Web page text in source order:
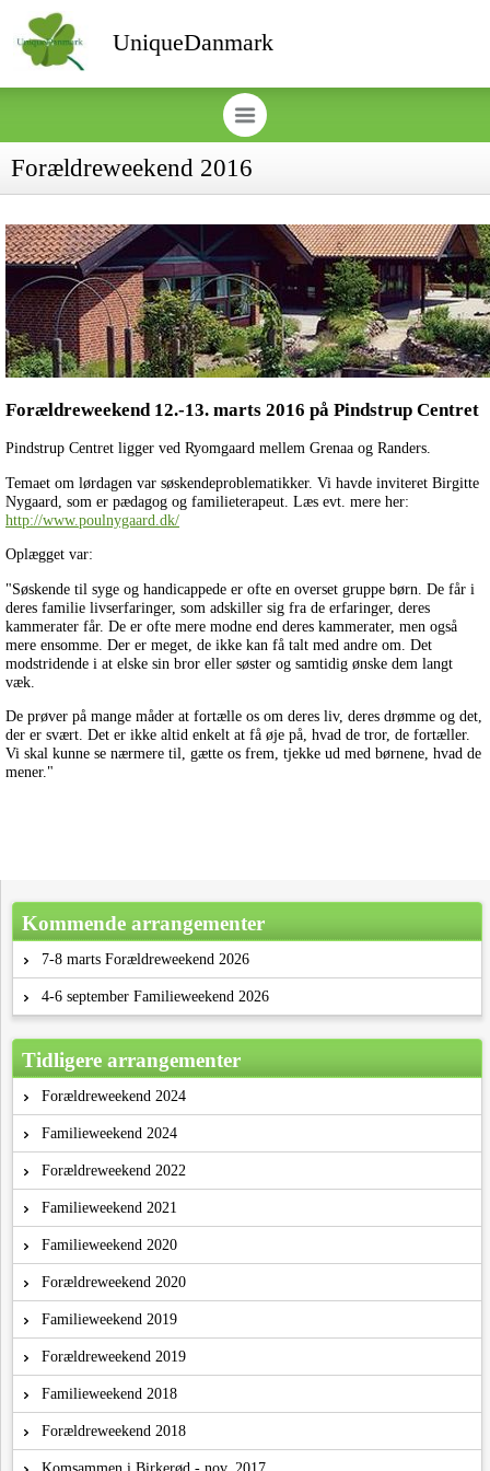
UniqueDanmark
Forældreweekend 2016
Forældreweekend 12.-13. marts 2016 på Pindstrup Centret
Pindstrup Centret ligger ved Ryomgaard mellem Grenaa og Randers.
Temaet om lørdagen var søskendeproblematikker. Vi havde inviteret Birgitte
Nygaard, som er pædagog og familieterapeut. Læs evt. mere her:
http://www.poulnygaard.dk/
Oplægget var:
"Søskende til syge og handicappede er ofte en overset gruppe børn. De får i
deres familie livserfaringer, som adskiller sig fra de erfaringer, deres
kammerater får. De er ofte mere modne end deres kammerater, men også
mere ensomme. Der er meget, de ikke kan få talt med andre om. Det
modstridende i at elske sin bror eller søster og samtidig ønske dem langt
væk.
De prøver på mange måder at fortælle os om deres liv, deres drømme og det,
der er svært. Det er ikke altid enkelt at få øje på, hvad de tror, de fortæller.
Vi skal kunne se nærmere til, gætte os frem, tjekke ud med børnene, hvad de
mener."
Kommende arrangementer
7-8 marts Forældreweekend 2026
4-6 september Familieweekend 2026
Tidligere arrangementer
Forældreweekend 2024
Familieweekend 2024
Forældreweekend 2022
Familieweekend 2021
Familieweekend 2020
Forældreweekend 2020
Familieweekend 2019
Forældreweekend 2019
Familieweekend 2018
Forældreweekend 2018